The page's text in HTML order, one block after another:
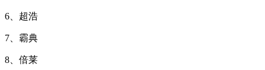
6、超浩
7、霸典
8、倍莱